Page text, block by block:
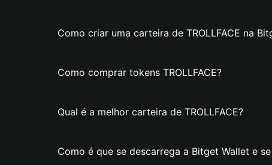
Como criar uma carteira de TROLLFACE na
Como comprar tokens TROLLFACE?
Qual é a melhor carteira de TROLLFACE?
Como é que se descarrega a Bitget Wallet e